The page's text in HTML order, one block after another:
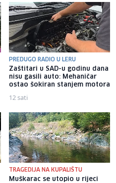
PREDUGO RADIO U LERU
Zaštitari u SAD-u godinu dana
nisu gasili auto: Mehaničar
ostao šokiran stanjem motora
12 sati
TRAGEDIJA NA KUPALIŠTU
Muškarac se utopio u rijeci